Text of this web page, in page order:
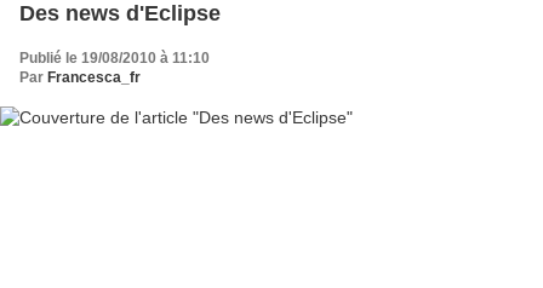
Des news d'Eclipse
Publié le 19/08/2010 à 11:10
Par Francesca_fr